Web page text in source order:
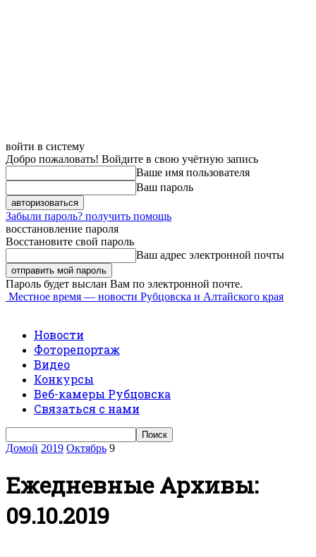
войти в систему
Добро пожаловать! Войдите в свою учётную запись
Ваше имя пользователя
Ваш пароль
Забыли пароль? получить помощь
восстановление пароля
Восстановите свой пароль
Ваш адрес электронной почты
Пароль будет выслан Вам по электронной почте.
Местное время — новости Рубцовска и Алтайского края
Новости
Фоторепортаж
Видео
Конкурсы
Веб-камеры Рубцовска
Связаться с нами
Домой 2019 Октябрь 9
Ежедневные Архивы:
09.10.2019